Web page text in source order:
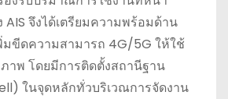
จึงได้เตรียมความพร้อมด้าน
มขีดความสามารถ 4G/5G ให้ใช้
าพ โดยมีการติดตั้งสถานีฐาน
ในจุดหลักทั่วบริเวณการจัดงาน